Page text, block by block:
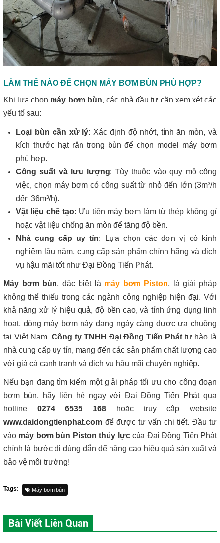
LÀM THẾ NÀO ĐỂ CHỌN MÁY BƠM BÙN PHÙ HỢP?
Khi lựa chọn máy bơm bùn, các nhà đầu tư cần xem xét các
yếu tố sau:
Loại bùn cần xử lý: Xác định độ nhớt, tính ăn mòn, và
kích thước hạt rắn trong bùn để chọn model máy bơm
phù hợp.
Công suất và lưu lượng: Tùy thuộc vào quy mô công
việc, chọn máy bơm có công suất từ nhỏ đến lớn (3m³/h
đến 36m³/h).
Vật liệu chế tạo: Ưu tiên máy bơm làm từ thép không gỉ
hoặc vật liệu chống ăn mòn để tăng độ bền.
Nhà cung cấp uy tín: Lựa chọn các đơn vị có kinh
nghiệm lâu năm, cung cấp sản phẩm chính hãng và dịch
vụ hậu mãi tốt như Đại Đồng Tiến Phát.
Máy bơm bùn, đặc biệt là máy bơm Piston, là giải pháp
không thể thiếu trong các ngành công nghiệp hiện đại. Với
khả năng xử lý hiệu quả, độ bền cao, và tính ứng dụng linh
hoạt, dòng máy bơm này đang ngày càng được ưa chuộng
tại Việt Nam. Công ty TNHH Đại Đồng Tiến Phát tự hào là
nhà cung cấp uy tín, mang đến các sản phẩm chất lượng cao
với giá cả cạnh tranh và dịch vụ hậu mãi chuyên nghiệp.
Nếu bạn đang tìm kiếm một giải pháp tối ưu cho công đoạn
bơm bùn, hãy liên hệ ngay với Đại Đồng Tiến Phát qua
hotline 0274 6535 168 hoặc truy cập website
www.daidongtienphat.com để được tư vấn chi tiết. Đầu tư
vào máy bơm bùn Piston thủy lựccủa Đại Đồng Tiến Phát
chính là bước đi đúng đắn để nâng cao hiệu quả sản xuất và
bảo vệ môi trường!
Tags: Máy bơm bùn
Bài Viết Liên Quan